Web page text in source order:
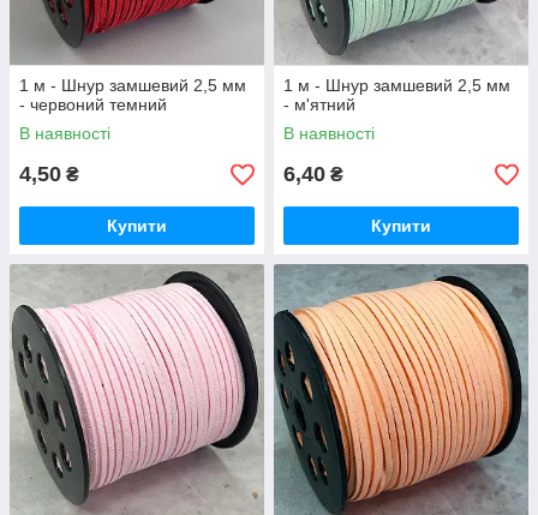
1 м - Шнур замшевий 2,5 мм
- червоний темний
В наявності
4,50 ₴
Купити
1 м - Шнур замшевий 2,5 мм
- м'ятний
В наявності
6,40 ₴
Купити